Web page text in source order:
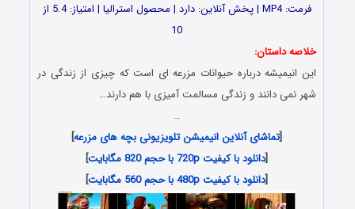
فرمت: MP4 | پخش آنلاین: دارد | محصول استرالیا | امتیاز: 5.4 از
10
خلاصه داستان:
این انیمیشه درباره حیوانات مزرعه ای است که چیزی از زندگی در
شهر نمی دانند و زندگی مسالمت آمیزی با هم دارند…
…
[تماشای آنلاین انیمیشن تلویزیونی بچه های مزرعه]
[دانلود با کیفیت 720p با حجم 820 مگابایت
]
[دانلود با کیفیت 480p با حجم 560 مگابایت ]